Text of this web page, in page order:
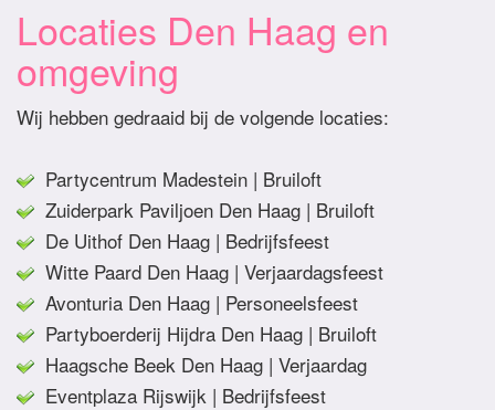
Locaties Den Haag en
omgeving
Wij hebben gedraaid bij de volgende locaties:
Partycentrum Madestein | Bruiloft
Zuiderpark Paviljoen Den Haag | Bruiloft
De Uithof Den Haag | Bedrijfsfeest
Witte Paard Den Haag | Verjaardagsfeest
Avonturia Den Haag | Personeelsfeest
Partyboerderij Hijdra Den Haag | Bruiloft
Haagsche Beek Den Haag | Verjaardag
Eventplaza Rijswijk | Bedrijfsfeest